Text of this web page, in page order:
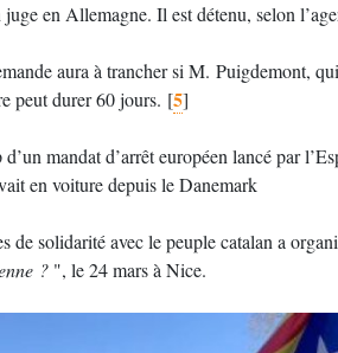
en Allemagne. Il est détenu, selon
aura à trancher si M. Puigdemont,
peut durer 60 jours. [5]
mandat d’arrêt européen lancé par
en voiture depuis le Danemark
solidarité avec le peuple catalan a
? ", le 24 mars à Nice.